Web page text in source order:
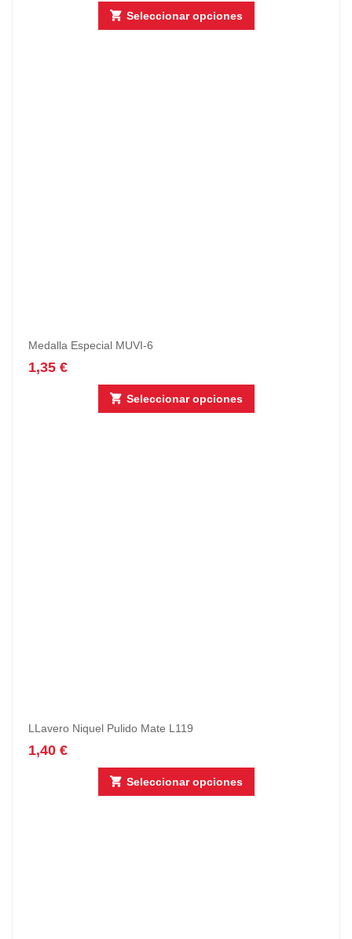
Seleccionar opciones
Medalla Especial MUVI-6
1,35 €
Seleccionar opciones
LLavero Niquel Pulido Mate L119
1,40 €
Seleccionar opciones